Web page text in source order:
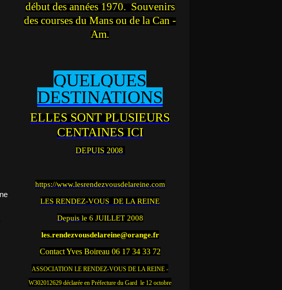
début des années 1970. Souvenirs
des courses du Mans ou de la Can -
Am.
QUELQUES
DESTINATIONS
ELLES SONT PLUSIEURS
CENTAINES ICI
DEPUIS 2008
https://www.lesrendezvousdelareine.com
LES RENDEZ-VOUS DE LA REINE
Depuis le 6 JUILLET 2008
les.rendezvousdelareine@orange.fr
Contact Yves Boireau 06 17 34 33 72
ASSOCIATION LE RENDEZ-VOUS DE LA REINE -
W302012629 déclarée en Préfecture du Gard le 12 octobre